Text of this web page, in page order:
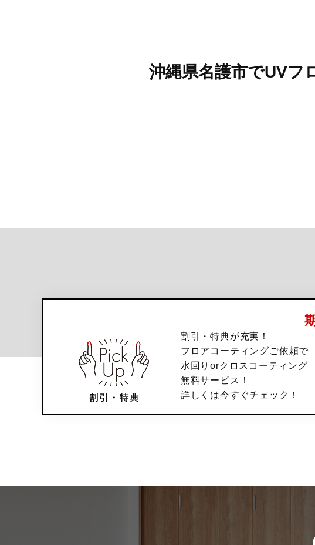
沖縄県名護市でUVフ
割引・特典が充実！
フロアコーティングご依頼で
水回りorクロスコーティング
無料サービス！
詳しくは今すぐチェック！